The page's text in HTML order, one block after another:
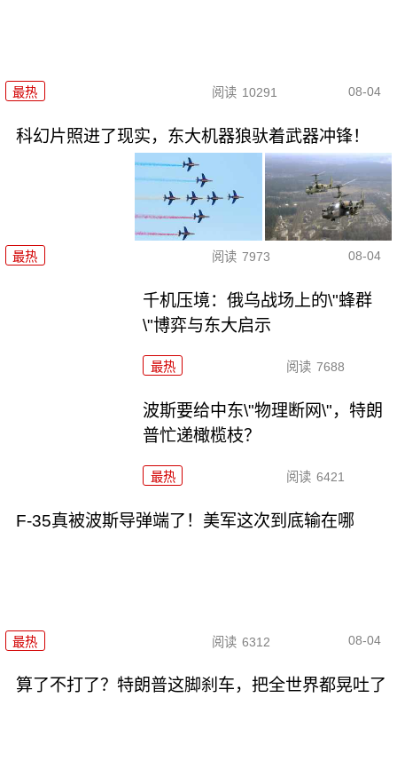
最热 阅读 10291 08-04
科幻片照进了现实，东大机器狼驮着武器冲锋！
最热 阅读 7973 08-04
千机压境：俄乌战场上的\"蜂群
\"博弈与东大启示
最热 阅读 7688
波斯要给中东\"物理断网\"，特朗
普忙递橄榄枝？
最热 阅读 6421
F-35真被波斯导弹端了！美军这次到底输在哪
最热 阅读 6312 08-04
算了不打了？特朗普这脚刹车，把全世界都晃吐了